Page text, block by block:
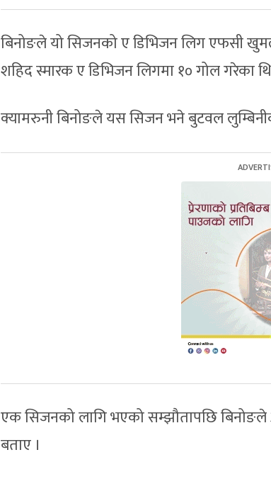
बिनोङले यो सिजनको ए डिभिजन लिग एफसी
शहिद स्मारक ए डिभिजन लिगमा १० गोल गरेका
क्यामरुनी बिनोङले यस सिजन भने बुटवल
एक सिजनको लागि भएको सम्झौतापछि
बताए ।